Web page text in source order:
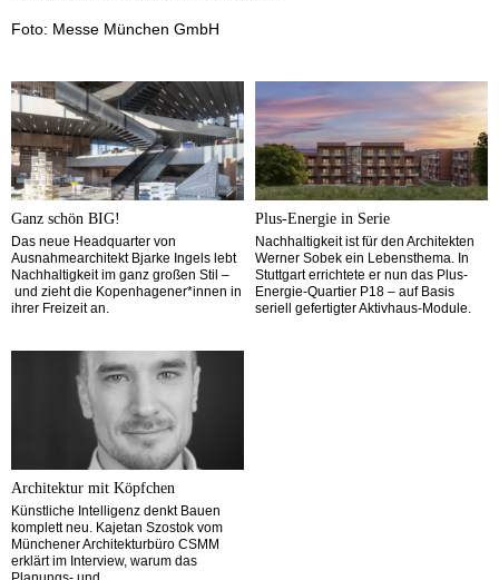
Foto: Messe München GmbH
Ganz schön BIG!
Das neue Headquarter von
Ausnahmearchitekt Bjarke Ingels lebt
Nachhaltigkeit im ganz großen Stil –
und zieht die Kopenhagener*innen in
ihrer Freizeit an.
Plus-Energie in Serie
Nachhaltigkeit ist für den Architekten
Werner Sobek ein Lebensthema. In
Stuttgart errichtete er nun das Plus-
Energie-Quartier P18 – auf Basis
seriell gefertigter Aktivhaus-Module.
Architektur mit Köpfchen
Künstliche Intelligenz denkt Bauen
komplett neu. Kajetan Szostok vom
Münchener Architekturbüro CSMM
erklärt im Interview, warum das